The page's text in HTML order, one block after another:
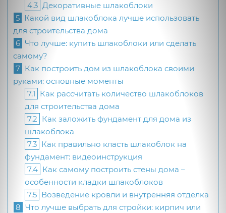
4.3 Декоративные шлакоблоки
5 Какой вид шлакоблока лучше использовать
для строительства дома
6 Что лучше: купить шлакоблоки или сделать
самому?
7 Как построить дом из шлакоблока своими
руками: основные моменты
7.1 Как рассчитать количество шлакоблоков
для строительства дома
7.2 Как заложить фундамент для дома из
шлакоблока
7.3 Как правильно класть шлакоблок на
фундамент: видеоинструкция
7.4 Как самому построить стены дома –
особенности кладки шлакоблоков
7.5 Возведение кровли и внутренняя отделка
8 Что лучше выбрать для стройки: кирпич или